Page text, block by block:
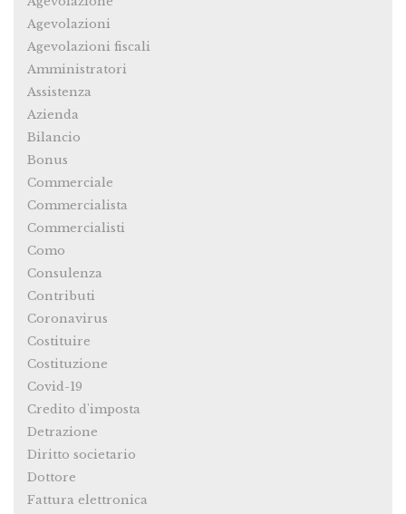
Agevolazioni
Agevolazioni fiscali
Amministratori
Assistenza
Azienda
Bilancio
Bonus
Commerciale
Commercialista
Commercialisti
Como
Consulenza
Contributi
Coronavirus
Costituire
Costituzione
Covid-19
Credito d'imposta
Detrazione
Diritto societario
Dottore
Fattura elettronica